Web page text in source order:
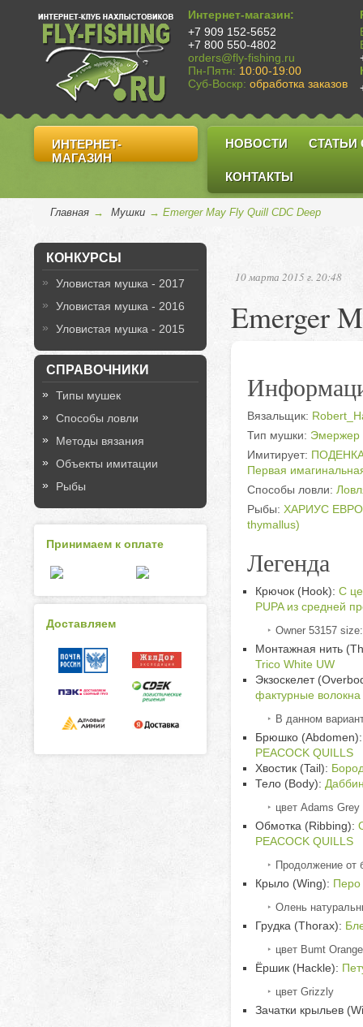
Интернет-магазин:
+7 909 152-5652
+7 800 550-4802
orders@fly-fishing.ru
Пн-Пятн: 10:00-19:00
Суб-Воскр: обработка заказов
ИНТЕРНЕТ-
МАГАЗИН
НОВОСТИ СТАТЬИ
КОНТАКТЫ
Главная → Мушки → Emerger May Fly Quill CDC Deep
КОНКУРСЫ
Уловистая мушка - 2017
Уловистая мушка - 2016
Уловистая мушка - 2015
СПРАВОЧНИКИ
Типы мушек
Способы ловли
Методы вязания
Объекты имитации
Рыбы
Принимаем к оплате
Доставляем
10 марта 2015 г. 20:48
Emerger
Вязальщик:
Тип мушки: Эмержер
Имитирует: ПОДЕНКА
Первая
Способы ловли:
Рыбы: ХАРИУС
thymallus)
Легенда
Крючок (Hook): C
PUPA из средней
Owner 53157
Монтажная нить
Trico White UW
Экзоскелет
фактурные волокна
В данном
Брюшко (Abdomen):
PEACOCK QUILLS
Хвостик (Tail):
Тело (Body):
цвет Adams Grey
Обмотка (Ribbing):
PEACOCK QUILLS
Продолжение от
Крыло (Wing): Перо
Олень
Грудка (Thorax):
цвет Bumt Orange
Ёршик (Hackle):
цвет Grizzly
Зачатки крыльев